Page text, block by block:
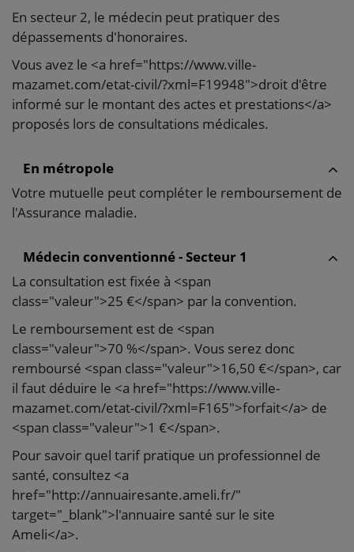
En secteur 2, le médecin peut pratiquer des
dépassements d'honoraires.
Vous avez le <a href="https://www.ville-
mazamet.com/etat-civil/?xml=F19948">droit d'être
informé sur le montant des actes et prestations</a>
proposés lors de consultations médicales.
En métropole
Votre mutuelle peut compléter le remboursement de
l'Assurance maladie.
Médecin conventionné - Secteur 1
La consultation est fixée à <span
class="valeur">25 €</span> par la convention.
Le remboursement est de <span
class="valeur">70 %</span>. Vous serez donc
remboursé <span class="valeur">16,50 €</span>, car
il faut déduire le <a href="https://www.ville-
mazamet.com/etat-civil/?xml=F165">forfait</a> de
<span class="valeur">1 €</span>.
Pour savoir quel tarif pratique un professionnel de
santé, consultez <a
href="http://annuairesante.ameli.fr/"
target="_blank">l'annuaire santé sur le site
Ameli</a>.